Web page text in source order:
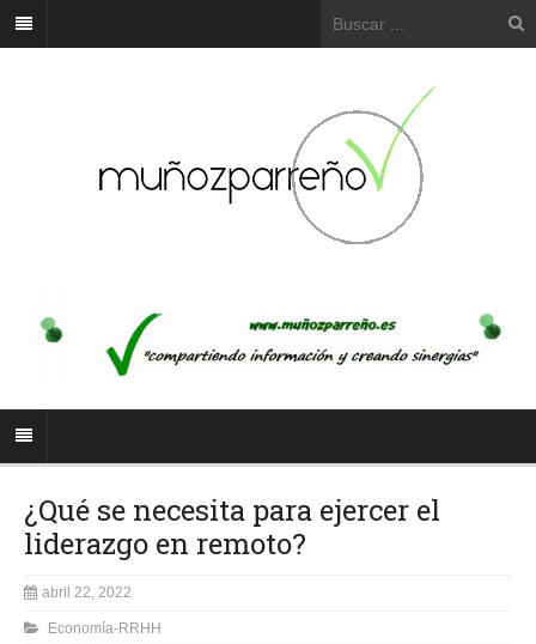
¿Qué se necesita para ejercer el
liderazgo en remoto?
abril 22, 2022
Economía-RRHH